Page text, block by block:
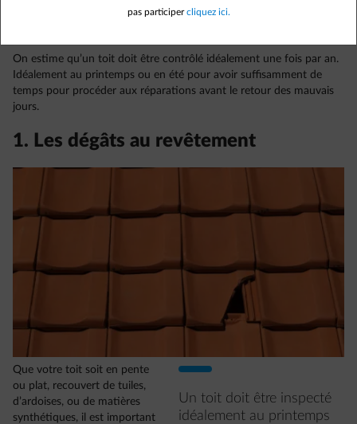
On estime qu’un toit doit être contrôlé idéalement une fois par an.
Idéalement au printemps ou en été pour avoir suffisamment de
temps pour procéder aux réparations avant le retour des mauvais
jours.
1. Les dégâts au revêtement
Un toit doit être inspecté
idéalement au printemps
Que votre toit soit en pente
ou plat, recouvert de tuiles,
d’ardoises, ou de matières
synthétiques, il est important
pas participercliquez ici.